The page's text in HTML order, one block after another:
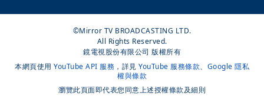
©Mirror TV BROADCASTING LTD.
All Rights Reserved.
鏡電視股份有限公司 版權所有
本網頁使用 YouTube API 服務 ，詳見 YouTube 服務條款、 Google 隱私
權與條款
瀏覽此頁面即代表您同意上述授權條款及細則